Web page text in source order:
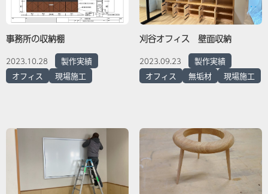
事務所の収納棚
2023.10.28
製作実績
オフィス
現場施工
刈谷オフィス 壁面収納
2023.09.23
製作実績
オフィス
無垢材 現場施工